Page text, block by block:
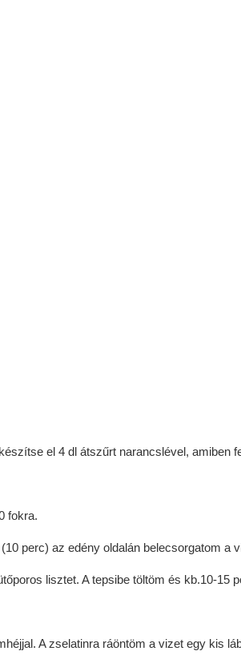
el 4 dl átszűrt narancslével, amiben
fokra.
perc) az edény oldalán belecsorgatom a
lisztet. A tepsibe töltöm és kb.10-15
A zselatinra ráöntöm a vizet egy kis